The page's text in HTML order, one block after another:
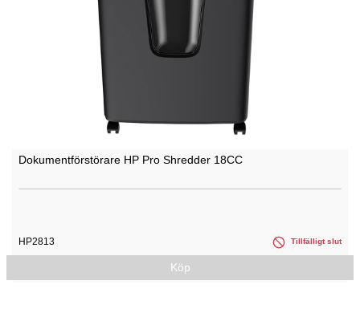
Dokumentförstörare HP Pro Shredder 18CC
HP2813 Tillfälligt slut
Köp